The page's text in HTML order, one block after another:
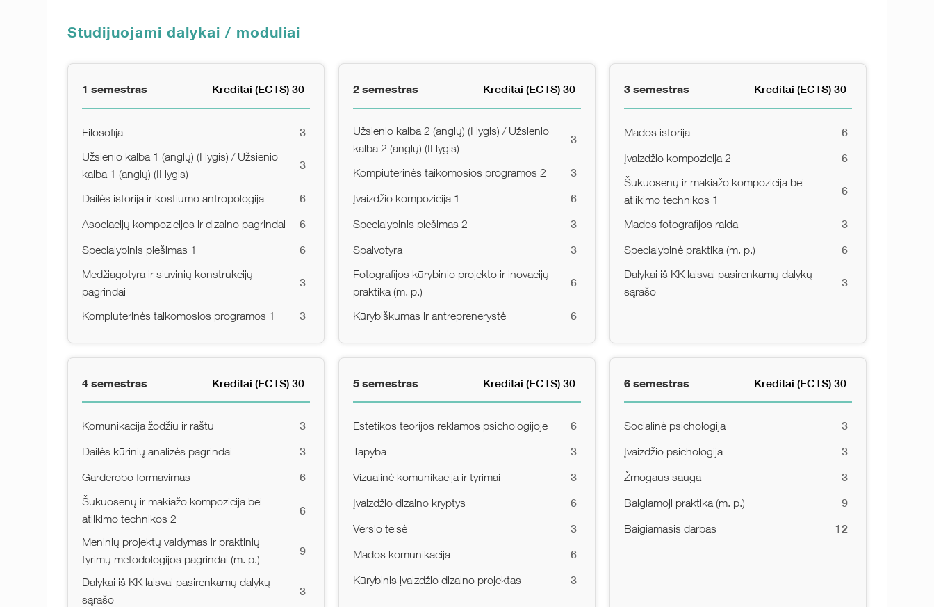
Studijuojami dalykai / moduliai
1 semestras Kreditai (ECTS) 30
Filosofija 3
Užsienio kalba 1 (anglų) (I lygis) / Užsienio
kalba 1 (anglų) (II lygis)
3
Dailės istorija ir kostiumo antropologija 6
Asociacijų kompozicijos ir dizaino pagrindai 6
Specialybinis piešimas 1 6
Medžiagotyra ir siuvinių konstrukcijų
pagrindai
3
Kompiuterinės taikomosios programos 1 3
2 semestras Kreditai (ECTS) 30
Užsienio kalba 2 (anglų) (I lygis) / Užsienio
kalba 2 (anglų) (II lygis)
3
Kompiuterinės taikomosios programos 2 3
Įvaizdžio kompozicija 1 6
Specialybinis piešimas 2 3
Spalvotyra 3
Fotografijos kūrybinio projekto ir inovacijų
praktika (m. p.)
6
Kūrybiškumas ir antreprenerystė 6
3 semestras Kreditai (ECTS) 30
Mados istorija 6
Įvaizdžio kompozicija 2 6
Šukuosenų ir makiažo kompozicija bei
atlikimo technikos 1
6
Mados fotografijos raida 3
Specialybinė praktika (m. p.) 6
Dalykai iš KK laisvai pasirenkamų dalykų
sąrašo
3
4 semestras Kreditai (ECTS) 30
Komunikacija žodžiu ir raštu 3
Dailės kūrinių analizės pagrindai 3
Garderobo formavimas 6
Šukuosenų ir makiažo kompozicija bei
atlikimo technikos 2
6
Meninių projektų valdymas ir praktinių
tyrimų metodologijos pagrindai (m. p.)
9
Dalykai iš KK laisvai pasirenkamų dalykų
sąrašo
3
5 semestras Kreditai (ECTS) 30
Estetikos teorijos reklamos psichologijoje 6
Tapyba 3
Vizualinė komunikacija ir tyrimai 3
Įvaizdžio dizaino kryptys 6
Verslo teisė 3
Mados komunikacija 6
Kūrybinis įvaizdžio dizaino projektas 3
6 semestras Kreditai (ECTS) 30
Socialinė psichologija 3
Įvaizdžio psichologija 3
Žmogaus sauga 3
Baigiamoji praktika (m. p.) 9
Baigiamasis darbas 12